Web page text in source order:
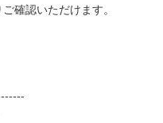
確認いただけます。